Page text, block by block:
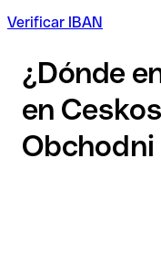
Verificar IBAN
¿Dónde
en
Obchodni